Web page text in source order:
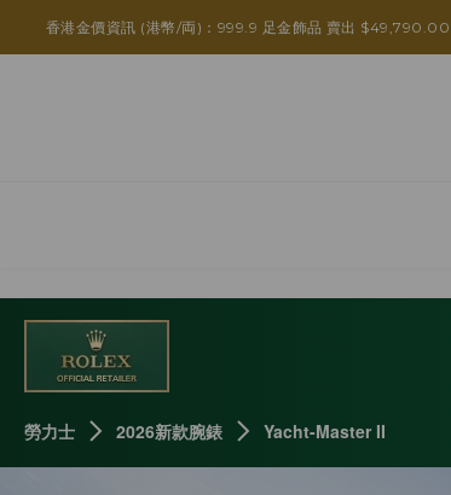
香港金價資訊 (港幣/両)：999.9 足金飾品 賣出
勞力士 2026新款腕錶 Yacht-Master II